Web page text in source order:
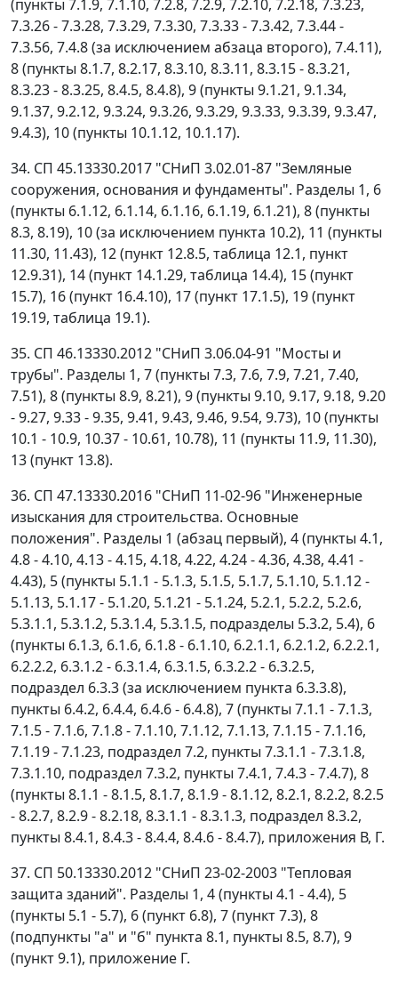
(пункты 7.1.9, 7.1.10, 7.2.8, 7.2.9, 7.2.10, 7.2.18, 7.3.23,
7.3.26 - 7.3.28, 7.3.29, 7.3.30, 7.3.33 - 7.3.42, 7.3.44 -
7.3.56, 7.4.8 (за исключением абзаца второго), 7.4.11),
8 (пункты 8.1.7, 8.2.17, 8.3.10, 8.3.11, 8.3.15 - 8.3.21,
8.3.23 - 8.3.25, 8.4.5, 8.4.8), 9 (пункты 9.1.21, 9.1.34,
9.1.37, 9.2.12, 9.3.24, 9.3.26, 9.3.29, 9.3.33, 9.3.39, 9.3.47,
9.4.3), 10 (пункты 10.1.12, 10.1.17).
34. СП 45.13330.2017 "СНиП 3.02.01-87 "Земляные
сооружения, основания и фундаменты". Разделы 1, 6
(пункты 6.1.12, 6.1.14, 6.1.16, 6.1.19, 6.1.21), 8 (пункты
8.3, 8.19), 10 (за исключением пункта 10.2), 11 (пункты
11.30, 11.43), 12 (пункт 12.8.5, таблица 12.1, пункт
12.9.31), 14 (пункт 14.1.29, таблица 14.4), 15 (пункт
15.7), 16 (пункт 16.4.10), 17 (пункт 17.1.5), 19 (пункт
19.19, таблица 19.1).
35. СП 46.13330.2012 "СНиП 3.06.04-91 "Мосты и
трубы". Разделы 1, 7 (пункты 7.3, 7.6, 7.9, 7.21, 7.40,
7.51), 8 (пункты 8.9, 8.21), 9 (пункты 9.10, 9.17, 9.18, 9.20
- 9.27, 9.33 - 9.35, 9.41, 9.43, 9.46, 9.54, 9.73), 10 (пункты
10.1 - 10.9, 10.37 - 10.61, 10.78), 11 (пункты 11.9, 11.30),
13 (пункт 13.8).
36. СП 47.13330.2016 "СНиП 11-02-96 "Инженерные
изыскания для строительства. Основные
положения". Разделы 1 (абзац первый), 4 (пункты 4.1,
4.8 - 4.10, 4.13 - 4.15, 4.18, 4.22, 4.24 - 4.36, 4.38, 4.41 -
4.43), 5 (пункты 5.1.1 - 5.1.3, 5.1.5, 5.1.7, 5.1.10, 5.1.12 -
5.1.13, 5.1.17 - 5.1.20, 5.1.21 - 5.1.24, 5.2.1, 5.2.2, 5.2.6,
5.3.1.1, 5.3.1.2, 5.3.1.4, 5.3.1.5, подразделы 5.3.2, 5.4), 6
(пункты 6.1.3, 6.1.6, 6.1.8 - 6.1.10, 6.2.1.1, 6.2.1.2, 6.2.2.1,
6.2.2.2, 6.3.1.2 - 6.3.1.4, 6.3.1.5, 6.3.2.2 - 6.3.2.5,
подраздел 6.3.3 (за исключением пункта 6.3.3.8),
пункты 6.4.2, 6.4.4, 6.4.6 - 6.4.8), 7 (пункты 7.1.1 - 7.1.3,
7.1.5 - 7.1.6, 7.1.8 - 7.1.10, 7.1.12, 7.1.13, 7.1.15 - 7.1.16,
7.1.19 - 7.1.23, подраздел 7.2, пункты 7.3.1.1 - 7.3.1.8,
7.3.1.10, подраздел 7.3.2, пункты 7.4.1, 7.4.3 - 7.4.7), 8
(пункты 8.1.1 - 8.1.5, 8.1.7, 8.1.9 - 8.1.12, 8.2.1, 8.2.2, 8.2.5
- 8.2.7, 8.2.9 - 8.2.18, 8.3.1.1 - 8.3.1.3, подраздел 8.3.2,
пункты 8.4.1, 8.4.3 - 8.4.4, 8.4.6 - 8.4.7), приложения В, Г.
37. СП 50.13330.2012 "СНиП 23-02-2003 "Тепловая
защита зданий". Разделы 1, 4 (пункты 4.1 - 4.4), 5
(пункты 5.1 - 5.7), 6 (пункт 6.8), 7 (пункт 7.3), 8
(подпункты "а" и "б" пункта 8.1, пункты 8.5, 8.7), 9
(пункт 9.1), приложение Г.